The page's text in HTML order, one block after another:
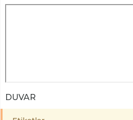
DUVAR